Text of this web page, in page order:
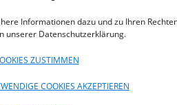
Informationen dazu und zu Ihren
unserer Datenschutzerklärung.
ZUSTIMMEN
COOKIES AKZEPTIEREN